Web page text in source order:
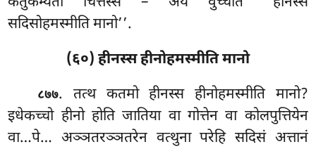
सदिसोहमस्मीति मानो’’.
(६०) हीनस्स हीनोहमस्मीति मानो
८७७. तत्थ कतमो हीनस्स हीनोहमस्मीति मानो?
इधेकच्चो हीनो होति जातिया वा गोत्तेन वा कोलपुत्तियेन
वा…पे… अञ्ञतरञ्ञतरेन वत्थुना परेहि सदिसं अत्तानं